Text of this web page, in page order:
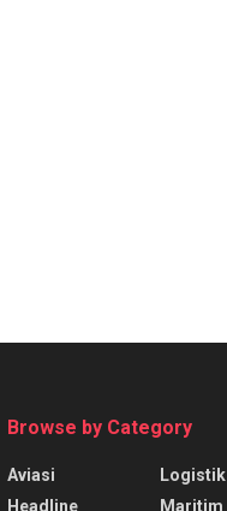
Browse by Category
Aviasi
Headline
Logistik
Maritim